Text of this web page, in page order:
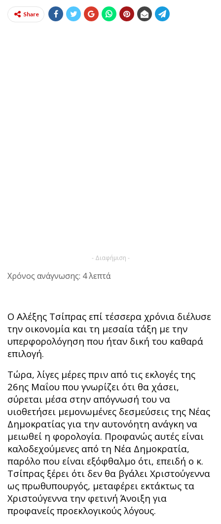
Share
- Διαφήμιση -
Χρόνος ανάγνωσης: 4 λεπτά
Ο Αλέξης Τσίπρας επί τέσσερα χρόνια διέλυσε
την οικονομία και τη μεσαία τάξη με την
υπερφορολόγηση που ήταν δική του καθαρά
επιλογή.
Τώρα, λίγες μέρες πριν από τις εκλογές της
26ης Μαΐου που γνωρίζει ότι θα χάσει,
σύρεται μέσα στην απόγνωσή του να
υιοθετήσει μεμονωμένες δεσμεύσεις της Νέας
Δημοκρατίας για την αυτονόητη ανάγκη να
μειωθεί η φορολογία. Προφανώς αυτές είναι
καλοδεχούμενες από τη Νέα Δημοκρατία,
παρόλο που είναι εξόφθαλμο ότι, επειδή ο κ.
Τσίπρας ξέρει ότι δεν θα βγάλει Χριστούγεννα
ως πρωθυπουργός, μεταφέρει εκτάκτως τα
Χριστούγεννα την φετινή Άνοιξη για
προφανείς προεκλογικούς λόγους.